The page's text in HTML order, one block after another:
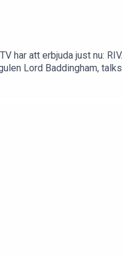
har att erbjuda just nu:
Lord Baddingham,
av TV-
Mejla oss på